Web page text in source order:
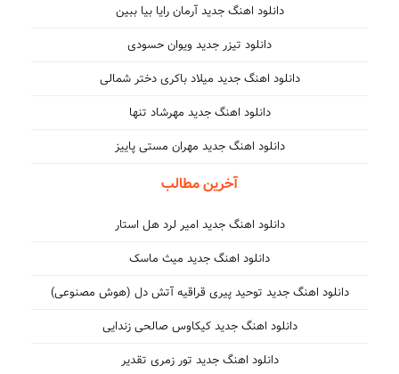
دانلود اهنگ جدید آرمان رایا بیا ببین
دانلود تیزر جدید ویوان حسودی
دانلود اهنگ جدید میلاد باکری دختر شمالی
دانلود اهنگ جدید مهرشاد تنها
دانلود اهنگ جدید مهران مستی پاییز
آخرین مطالب
دانلود اهنگ جدید امیر لرد هل استار
دانلود اهنگ جدید میث ماسک
دانلود اهنگ جدید توحید پیری قراقیه آتش دل (هوش مصنوعی)
دانلود اهنگ جدید کیکاوس صالحی زندایی
دانلود اهنگ جدید تور زمری تقدیر